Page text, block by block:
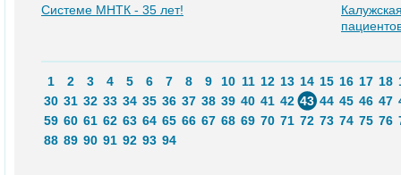
Системе МНТК - 35 лет!
1 2 3 4 5 6 7 8 9 10 11 12 13 14 15 16 17 18
30 31 32 33 34 35 36 37 38 39 40 41 42 43 44 45 46 47
59 60 61 62 63 64 65 66 67 68 69 70 71 72 73 74 75 76
88 89 90 91 92 93 94